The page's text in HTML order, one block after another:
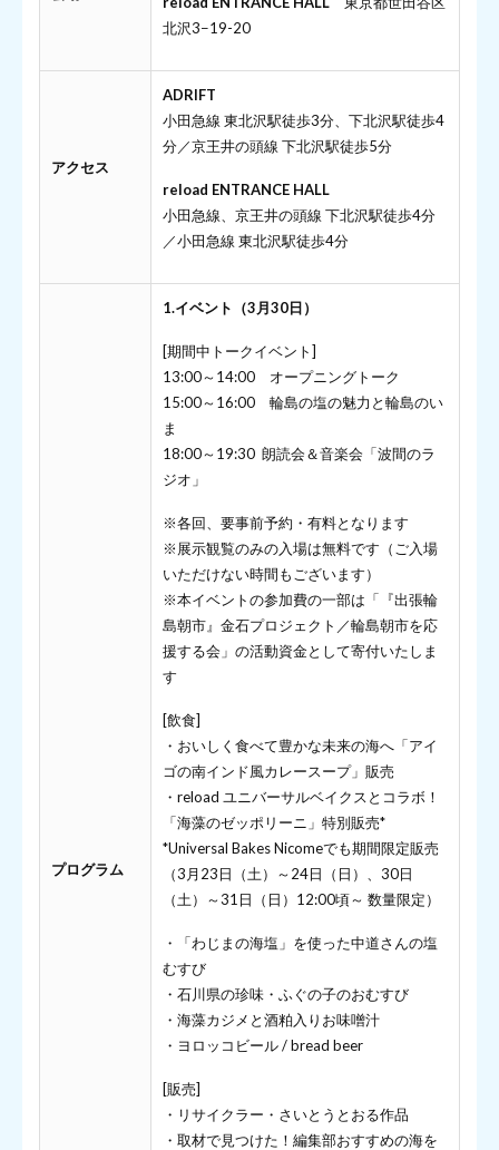
北沢3−19-20
アクセス
ADRIFT
小田急線 東北沢駅徒歩3分、下北沢駅徒歩4
分／京王井の頭線 下北沢駅徒歩5分
reload ENTRANCE HALL
小田急線、京王井の頭線 下北沢駅徒歩4分
／小田急線 東北沢駅徒歩4分
プログラム
1.イベント（3月30日）
[期間中トークイベント]
13:00～14:00 オープニングトーク
15:00～16:00 輪島の塩の魅力と輪島のい
ま
18:00～19:30 朗読会＆音楽会「波間のラ
ジオ」
※各回、要事前予約・有料となります
※展示観覧のみの入場は無料です（ご入場
いただけない時間もございます）
※本イベントの参加費の一部は「『出張輪
島朝市』金石プロジェクト／輪島朝市を応
援する会」の活動資金として寄付いたしま
す
[飲食]
・おいしく食べて豊かな未来の海へ「アイ
ゴの南インド風カレースープ」販売
・reload ユニバーサルベイクスとコラボ！
「海藻のゼッポリーニ」特別販売*
*Universal Bakes Nicomeでも期間限定販売
（3月23日（土）～24日（日）、30日
（土）～31日（日）12:00頃～ 数量限定）
・「わじまの海塩」を使った中道さんの塩
むすび
・石川県の珍味・ふぐの子のおむすび
・海藻カジメと酒粕入りお味噌汁
・ヨロッコビール / bread beer
[販売]
・リサイクラー・さいとうとおる作品
・取材で見つけた！編集部おすすめの海を